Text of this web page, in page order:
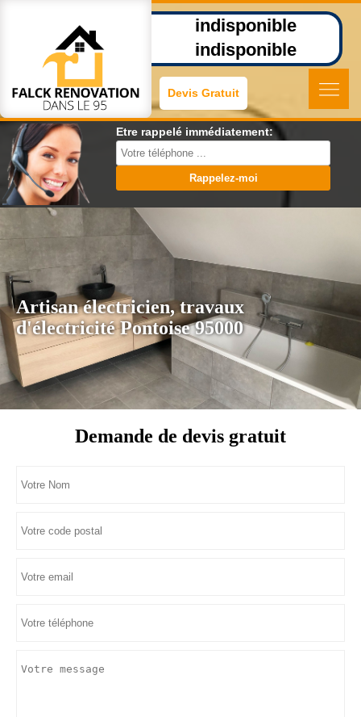
indisponible
indisponible
Devis Gratuit
Etre rappelé immédiatement:
Artisan électricien, travaux
d'électricité Pontoise 95000
Demande de devis gratuit